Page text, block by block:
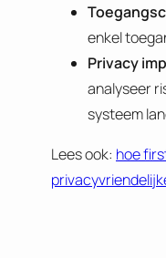
enkel
Privacy
analyseer
systeem
Lees ook: hoe